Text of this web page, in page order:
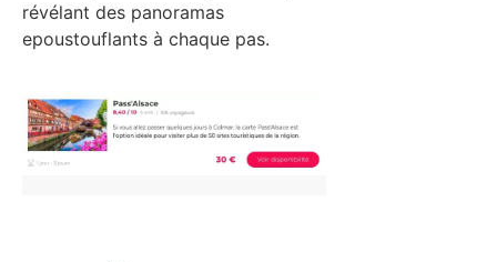
révélant des panoramas
epoustouflants à chaque pas.